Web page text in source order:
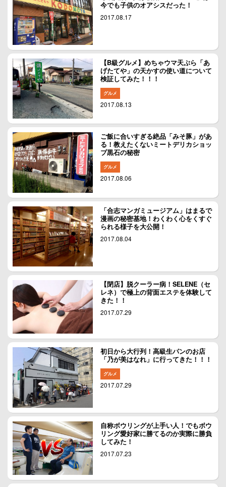
今でも子供のオアシスだった！
2017.08.17
【B級グルメ】めちゃウマ天ぷら「あ
げたてや」の天かすの使い道について
検証してみた！！！
グルメ
2017.08.13
ご飯に合いすぎる絶品「みそ豚」があ
る！教えたくないミートデリカショッ
プ黒石の秘密
グルメ
2017.08.06
「合志マンガミュージアム」はまるで
漫画の秘密基地！わくわく心をくすぐ
られる様子を大公開！
2017.08.04
【閉店】脱クーラー病！SELENE（セ
レネ）で極上の背面エステを体験して
きた！！
2017.07.29
初日から大行列！高級生パンのお店
「乃が美はなれ」に行ってきた！！！
グルメ
2017.07.29
自称ボウリングが上手い人！でもボウ
リング愛好家に勝てるのか実際に勝負
してみた！
2017.07.23